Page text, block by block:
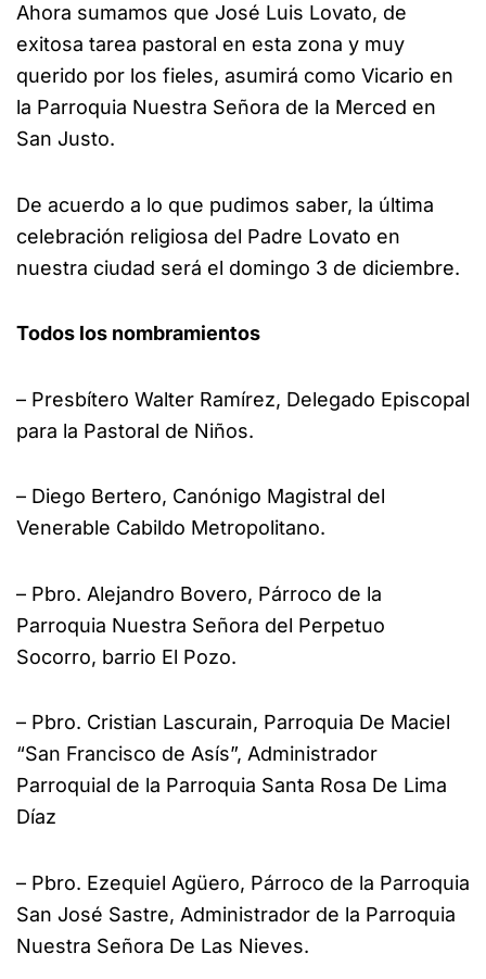
Ahora sumamos que José Luis Lovato, de
exitosa tarea pastoral en esta zona y muy
querido por los fieles, asumirá como Vicario en
la Parroquia Nuestra Señora de la Merced en
San Justo.
De acuerdo a lo que pudimos saber, la última
celebración religiosa del Padre Lovato en
nuestra ciudad será el domingo 3 de diciembre.
Todos los nombramientos
– Presbítero Walter Ramírez, Delegado Episcopal
para la Pastoral de Niños.
– Diego Bertero, Canónigo Magistral del
Venerable Cabildo Metropolitano.
– Pbro. Alejandro Bovero, Párroco de la
Parroquia Nuestra Señora del Perpetuo
Socorro, barrio El Pozo.
– Pbro. Cristian Lascurain, Parroquia De Maciel
“San Francisco de Asís”, Administrador
Parroquial de la Parroquia Santa Rosa De Lima
Díaz
– Pbro. Ezequiel Agüero, Párroco de la Parroquia
San José Sastre, Administrador de la Parroquia
Nuestra Señora De Las Nieves.